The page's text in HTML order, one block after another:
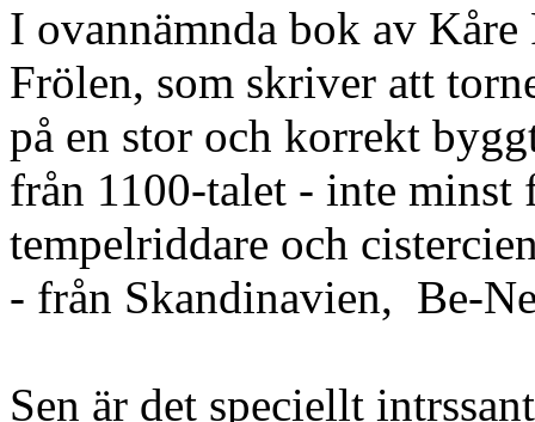
I ovannämnda bok av
Frölen, som skriver att
på en stor och korrekt
från 1100-talet - inte minst
tempelriddare och
- från Skandinavien, Be-
Sen är det speciellt